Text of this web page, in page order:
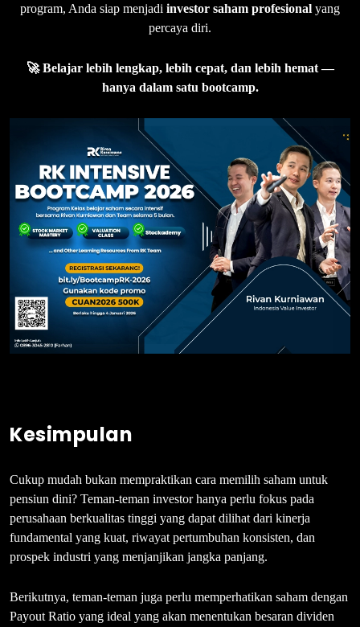
program, Anda siap menjadi investor saham profesional yang
percaya diri.
🚀 Belajar lebih lengkap, lebih cepat, dan lebih hemat —
hanya dalam satu bootcamp.
Kesimpulan
Cukup mudah bukan mempraktikan cara memilih saham untuk
pensiun dini? Teman-teman investor hanya perlu fokus pada
perusahaan berkualitas tinggi yang dapat dilihat dari kinerja
fundamental yang kuat, riwayat pertumbuhan konsisten, dan
prospek industri yang menjanjikan jangka panjang.
Berikutnya, teman-teman juga perlu memperhatikan saham dengan
Payout Ratio yang ideal yang akan menentukan besaran dividen